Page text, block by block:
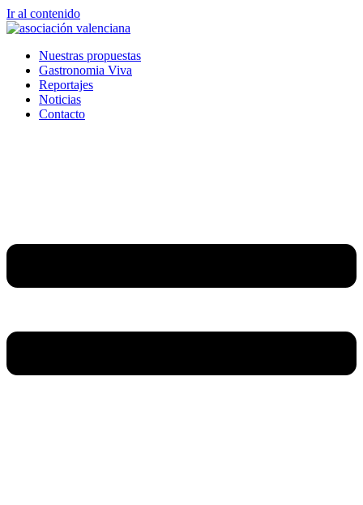
Ir al contenido
Nuestras propuestas
Gastronomia Viva
Reportajes
Noticias
Contacto